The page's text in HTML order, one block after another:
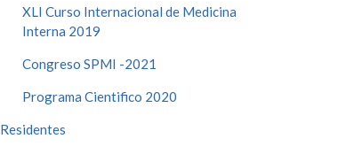
XLI Curso Internacional de Medicina
Interna 2019
Congreso SPMI -2021
Programa Cientifico 2020
Residentes